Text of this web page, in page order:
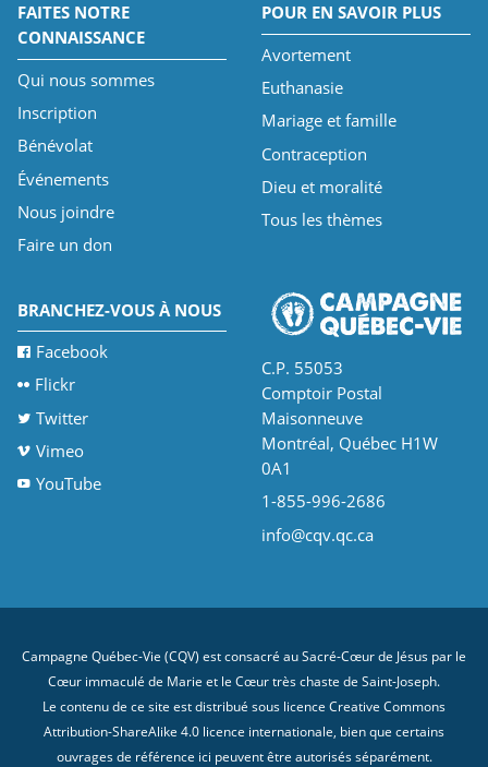
FAITES NOTRE
CONNAISSANCE
Qui nous sommes
Inscription
Bénévolat
Événements
Nous joindre
Faire un don
POUR EN SAVOIR PLUS
Avortement
Euthanasie
Mariage et famille
Contraception
Dieu et moralité
Tous les thèmes
BRANCHEZ-VOUS À NOUS
Facebook
Flickr
Twitter
Vimeo
YouTube
C.P. 55053
Comptoir Postal
Maisonneuve
Montréal, Québec H1W
0A1
1-855-996-2686
info@cqv.qc.ca
Campagne Québec-Vie (CQV) est consacré au Sacré-Cœur de Jésus par le
Cœur immaculé de Marie et le Cœur très chaste de Saint-Joseph.
Le contenu de ce site est distribué sous licence Creative Commons
Attribution-ShareAlike 4.0 licence internationale , bien que certains
ouvrages de référence ici peuvent être autorisés séparément.